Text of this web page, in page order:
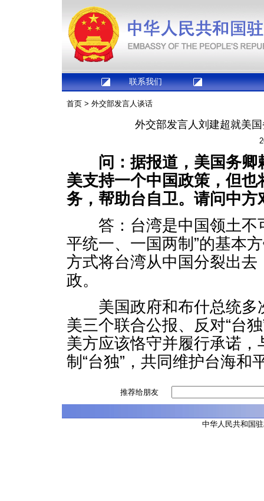
联系我们
首页 > 外交部发言人谈话
外交部发言人刘建超就美
问：据报道，美国务
美支持一个中国政策，但
务，帮助台自卫。请问中方
答：台湾是中国领土不
平统一、一国两制”的基本
方式将台湾从中国分裂出
政。
美国政府和布什总统多
美三个联合公报、反对“台
美方应该恪守并履行承诺
制“台独”，共同维护台海和
推荐给朋友
中华人民共和国